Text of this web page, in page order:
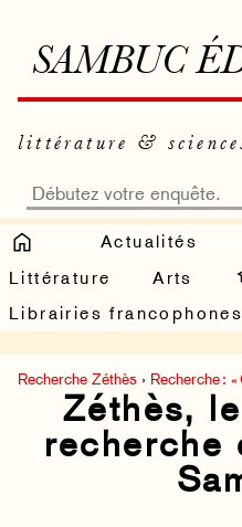
SAMBUC
littérature &
Actualités
Littérature
Arts
Librairies francophones
Recherche Zéthès › Recherche : «
Zéthès,
recherche